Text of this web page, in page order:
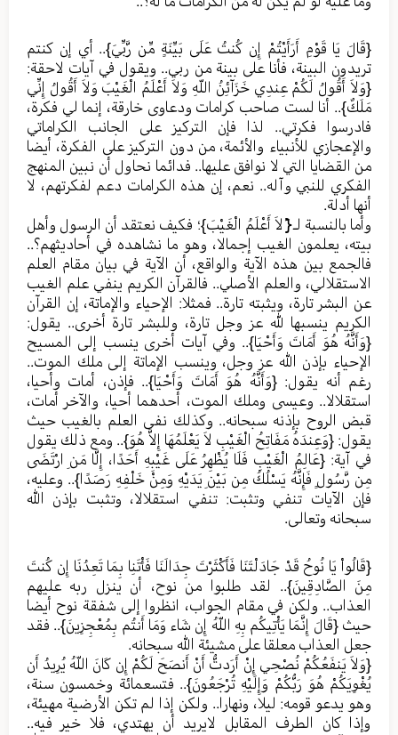
{قَالَ يَا قَوْمِ أَرَأَيْتُمْ إِن كُنتُ عَلَى بَيِّنَةٍ مِّن رَّبِّيَ}.. أي إن كنتم
تريدون البينة، فأنا على بينة من ربي.. ويقول في آيات لاحقة:
{وَلاَ أَقُولُ لَكُمْ عِندِي خَزَآئِنُ اللّهِ وَلاَ أَعْلَمُ الْغَيْبَ وَلاَ أَقُولُ إِنِّي
مَلَكٌ}.. أنا لست صاحب كرامات ودعاوى خارقة، إنما لي فكرة،
فادرسوا فكرتي.. لذا فإن التركيز على الجانب الكراماتي
والإعجازي للأنبياء والأئمة، من دون التركيز على الفكرة، أيضا
من القضايا التي لا نوافق عليها.. فدائما نحاول أن نبين المنهج
الفكري للنبي وآله.. نعم، إن هذه الكرامات دعم لفكرتهم، لا
أنها أدلة.
وأما بالنسبة لـ{َلاَ أَعْلَمُ الْغَيْبَ}؛ فكيف نعتقد أن الرسول وأهل
بيته، يعلمون الغيب إجمالا، وهو ما نشاهده في أحاديثهم؟..
فالجمع بين هذه الآية والواقع، أن الآية في بيان مقام العلم
الاستقلالي، والعلم الأصلي.. فالقرآن الكريم ينفي علم الغيب
عن البشر تارة، ويثبته تارة.. فمثلا: الإحياء والإماتة، إن القرآن
الكريم ينسبها لله عز وجل تارة، وللبشر تارة أخرى.. يقول:
{وَأَنَّهُ هُوَ أَمَاتَ وَأَحْيَا}.. وفي آيات أخرى ينسب إلى المسيح
الإحياء بإذن الله عز وجل، وينسب الإماتة إلى ملك الموت..
رغم أنه يقول: {وَأَنَّهُ هُوَ أَمَاتَ وَأَحْيَا}.. فإذن، أمات وأحيا،
استقلالا.. وعيسى وملك الموت، أحدهما أحيا، والآخر أمات،
قبض الروح بإذنه سبحانه.. وكذلك نفى العلم بالغيب حيث
يقول: {وَعِندَهُ مَفَاتِحُ الْغَيْبِ لاَ يَعْلَمُهَا إِلاَّ هُوَ}.. ومع ذلك يقول
في آية: {عَالِمُ الْغَيْبِ فَلَا يُظْهِرُ عَلَى غَيْبِهِ أَحَدًا، إِلَّا مَنِ ارْتَضَى
مِن رَّسُولٍ فَإِنَّهُ يَسْلُكُ مِن بَيْنِ يَدَيْهِ وَمِنْ خَلْفِهِ رَصَدًا}.. وعليه،
فإن الآيات تنفي وتثبت: تنفي استقلالا، وتثبت بإذن الله
سبحانه وتعالى.
{قَالُواْ يَا نُوحُ قَدْ جَادَلْتَنَا فَأَكْثَرْتَ جِدَالَنَا فَأْتَنِا بِمَا تَعِدُنَا إِن كُنتَ
مِنَ الصَّادِقِينَ}.. لقد طلبوا من نوح، أن ينزل ربه عليهم
العذاب.. ولكن في مقام الجواب، انظروا إلى شفقة نوح أيضا
حيث {قَالَ إِنَّمَا يَأْتِيكُم بِهِ اللّهُ إِن شَاء وَمَا أَنتُم بِمُعْجِزِينَ}.. فقد
جعل العذاب معلقا على مشيئة الله سبحانه.
{وَلاَ يَنفَعُكُمْ نُصْحِي إِنْ أَرَدتُّ أَنْ أَنصَحَ لَكُمْ إِن كَانَ اللّهُ يُرِيدُ أَن
يُغْوِيَكُمْ هُوَ رَبُّكُمْ وَإِلَيْهِ تُرْجَعُونَ}.. فتسعمائة وخمسون سنة،
وهو يدعو قومه: ليلا، ونهارا.. ولكن إذا لم تكن الأرضية مهيئة،
وإذا كان الطرف المقابل لايريد أن يهتدي، فلا خير فيه..